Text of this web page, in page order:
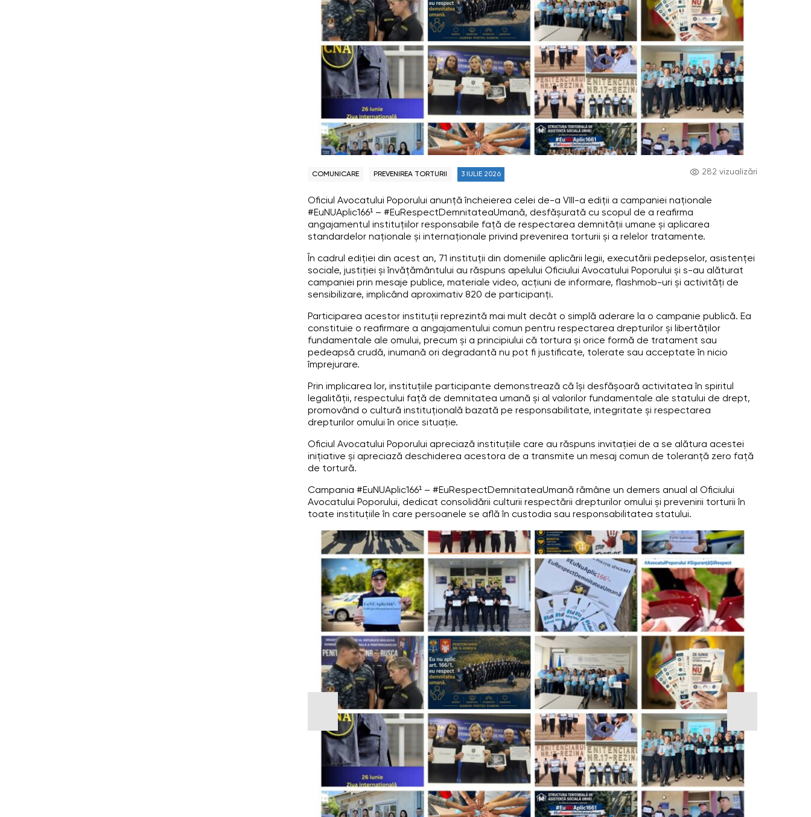
COMUNICARE PREVENIREA TORTURII 3 IULIE 2026 282 vizualizări
Oficiul Avocatului Poporului anunță încheierea celei de-a VIII-a ediții a campaniei naționale
#EuNUAplic166¹ – #EuRespectDemnitateaUmană, desfășurată cu scopul de a reafirma
angajamentul instituțiilor responsabile față de respectarea demnității umane și aplicarea
standardelor naționale și internaționale privind prevenirea torturii și a relelor tratamente.
În cadrul ediției din acest an, 71 instituții din domeniile aplicării legii, executării pedepselor, asistenței
sociale, justiției și învățământului au răspuns apelului Oficiului Avocatului Poporului și s-au alăturat
campaniei prin mesaje publice, materiale video, acțiuni de informare, flashmob-uri și activități de
sensibilizare, implicând aproximativ 820 de participanți.
Participarea acestor instituții reprezintă mai mult decât o simplă aderare la o campanie publică. Ea
constituie o reafirmare a angajamentului comun pentru respectarea drepturilor și libertăților
fundamentale ale omului, precum și a principiului că tortura și orice formă de tratament sau
pedeapsă crudă, inumană ori degradantă nu pot fi justificate, tolerate sau acceptate în nicio
împrejurare.
Prin implicarea lor, instituțiile participante demonstrează că își desfășoară activitatea în spiritul
legalității, respectului față de demnitatea umană și al valorilor fundamentale ale statului de drept,
promovând o cultură instituțională bazată pe responsabilitate, integritate și respectarea
drepturilor omului în orice situație.
Oficiul Avocatului Poporului apreciază instituțiile care au răspuns invitației de a se alătura acestei
inițiative și apreciază deschiderea acestora de a transmite un mesaj comun de toleranță zero față
de tortură.
Campania #EuNUAplic166¹ – #EuRespectDemnitateaUmană rămâne un demers anual al Oficiului
Avocatului Poporului, dedicat consolidării culturii respectării drepturilor omului și prevenirii torturii în
toate instituțiile în care persoanele se află în custodia sau responsabilitatea statului.